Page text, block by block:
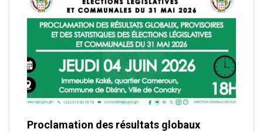
Proclamation des résultats globaux